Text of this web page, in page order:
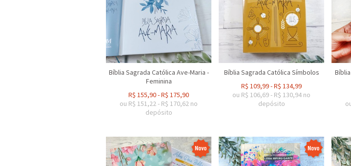
Bíblia Sagrada Católica Ave-Maria -
Feminina
R$ 155,90-R$ 175,90
ou R$ 151,22- R$ 170,62 no
depósito
Bíblia Sagrada Católica Símbolos
R$ 109,99-R$ 134,99
ou R$ 106,69- R$ 130,94 no
depósito